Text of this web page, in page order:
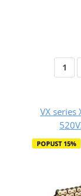
1
VX series
POPUST 15%